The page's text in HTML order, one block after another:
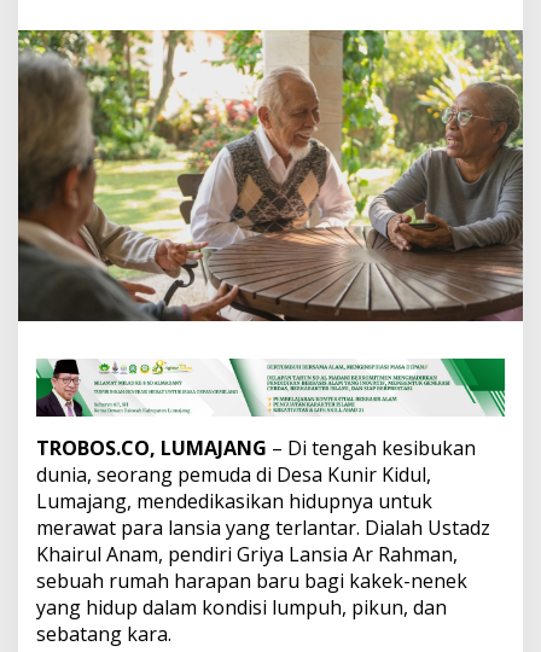
i
A
r
R
a
h
m
a
n
:
M
e
r
w
a
t
a
n
s
i
a
T
e
l
a
TROBOS.CO, LUMAJANG – Di tengah kesibukan
dunia, seorang pemuda di Desa Kunir Kidul,
Lumajang, mendedikasikan hidupnya untuk
merawat para lansia yang terlantar. Dialah Ustadz
Khairul Anam, pendiri Griya Lansia Ar Rahman,
sebuah rumah harapan baru bagi kakek-nenek
yang hidup dalam kondisi lumpuh, pikun, dan
sebatang kara.